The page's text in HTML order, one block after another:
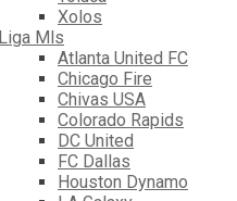
Xolos
Liga Mls
Atlanta United FC
Chicago Fire
Chivas USA
Colorado Rapids
DC United
FC Dallas
Houston Dynamo